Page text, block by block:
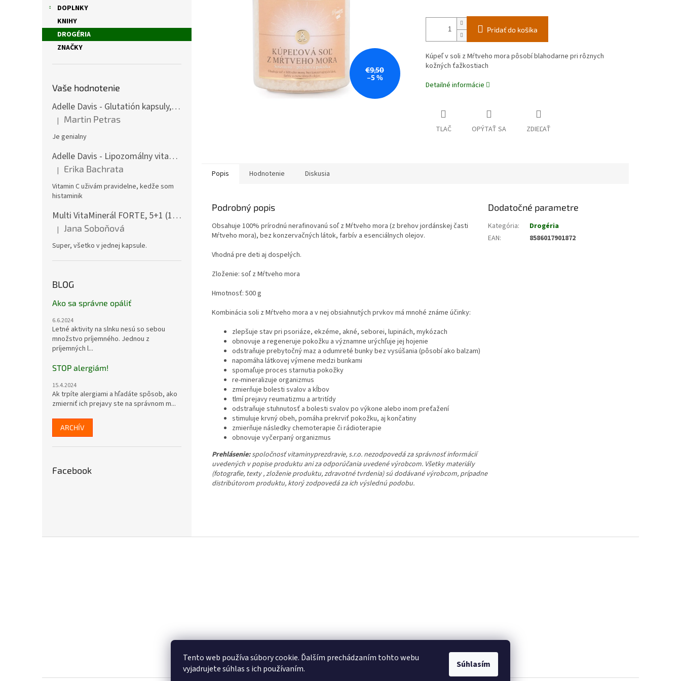
Tento web používa súbory cookie. Ďalším prechádzaním tohto webu
vyjadrujete súhlas s ich používaním.
Súhlasím
DOPLNKY
KNIHY
DROGÉRIA
ZNAČKY
Vaše hodnotenie
Adelle Davis - Glutatión kapsuly, 30 denných dávok
Hodnotenie produktu je 5 z 5 hviezdičiek.
| Martin Petras
Je genialny
Adelle Davis - Lipozomálny vitamín C, 200 ml + Práškový vitamín C, 500 g
Hodnotenie produktu je 5 z 5 hviezdičiek.
| Erika Bachrata
Vitamin C uživám pravidelne, kedže som
histaminik
Multi VitaMinerál FORTE, 5+1 (180 gélových kapsúl) - - komplexný multivitamín
Hodnotenie produktu je 5 z 5 hviezdičiek.
| Jana Soboňová
Super, všetko v jednej kapsule.
BLOG
Ako sa správne opáliť
6.6.2024
Letné aktivity na slnku nesú so sebou
množstvo príjemného. Jednou z
príjemných l...
STOP alergiám!
15.4.2024
Ak trpíte alergiami a hľadáte spôsob, ako
zmierniť ich prejavy ste na správnom m...
ARCHÍV
Facebook
€9,50
–5 %
Pridať do košíka
Kúpeľ v soli z Mŕtveho mora pôsobí blahodarne pri rôznych
kožných ťažkostiach
Detailné informácie
TLAČ OPÝTAŤ SA ZDIEĽAŤ
Popis Hodnotenie Diskusia
Podrobný popis
Obsahuje 100% prírodnú nerafinovanú soľ z Mŕtveho mora (z brehov jordánskej časti
Mŕtveho mora), bez konzervačných látok, farbív a esenciálnych olejov.
Vhodná pre deti aj dospelých.
Zloženie: soľ z Mŕtveho mora
Hmotnosť: 500 g
Kombinácia soli z Mŕtveho mora a v nej obsiahnutých prvkov má mnohé známe účinky:
zlepšuje stav pri psoriáze, ekzéme, akné, seborei, lupinách, mykózach
obnovuje a regeneruje pokožku a významne urýchľuje jej hojenie
odstraňuje prebytočný maz a odumreté bunky bez vysúšania (pôsobí ako balzam)
napomáha látkovej výmene medzi bunkami
spomaľuje proces starnutia pokožky
re-mineralizuje organizmus
zmierňuje bolesti svalov a kĺbov
tlmí prejavy reumatizmu a artritídy
odstraňuje stuhnutosť a bolesti svalov po výkone alebo inom preťažení
stimuluje krvný obeh, pomáha prekrviť pokožku, aj končatiny
zmierňuje následky chemoterapie či rádioterapie
obnovuje vyčerpaný organizmus
Prehlásenie:spoločnosť vitaminyprezdravie, s.r.o. nezodpovedá za správnosť informácií
uvedených v popise produktu ani za odporúčania uvedené výrobcom. Všetky materiály
(fotografie, texty , zloženie produktu, zdravotné tvrdenia) sú dodávané výrobcom, prípadne
distribútorom produktu, ktorý zodpovedá za ich výslednú podobu.
Dodatočné parametre
Kategória:
Drogéria
EAN: 8586017901872
Reklamačný poriadok Obchodné podmienky Kontakty